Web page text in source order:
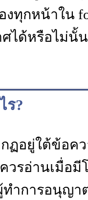
ทุกหน้าใน
ได้หรือไม่นั้
ร?
ฏอยู่ใต้ข้อค
รอ่านเมื่อมี
ผู้ทำการอนุ